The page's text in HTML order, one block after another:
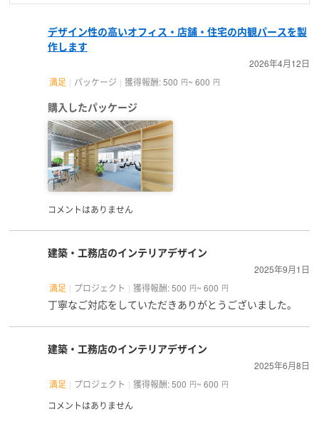
デザイン性の高いオフィス・店舗・住宅の内観パースを製
作します
2026年4月12日
満足
パッケージ 獲得報酬: 500 円~ 600 円
購入したパッケージ
コメントはありません
建築・工務店のインテリアデザイン
2025年9月1日
満足
プロジェクト 獲得報酬: 500 円~ 600 円
丁寧なご対応をしていただきありがとうございました。
建築・工務店のインテリアデザイン
2025年6月8日
満足
プロジェクト 獲得報酬: 500 円~ 600 円
コメントはありません